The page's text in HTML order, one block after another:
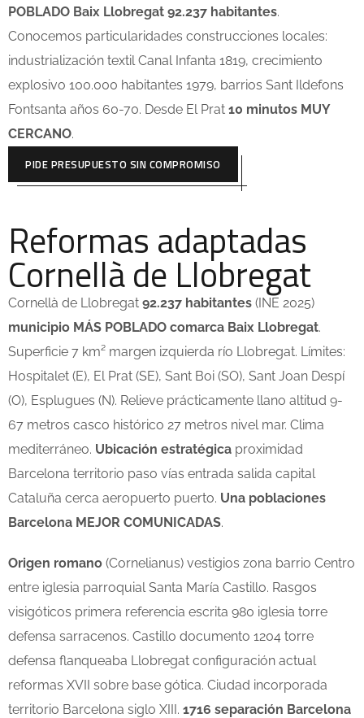
POBLADO Baix Llobregat 92.237 habitantes.
Conocemos particularidades construcciones locales:
industrialización textil Canal Infanta 1819, crecimiento
explosivo 100.000 habitantes 1979, barrios Sant Ildefons
Fontsanta años 60-70. Desde El Prat 10 minutos MUY
CERCANO.
PIDE PRESUPUESTO SIN COMPROMISO
Reformas adaptadas
Cornellà de Llobregat
Cornellà de Llobregat 92.237 habitantes (INE 2025)
municipio MÁS POBLADO comarca Baix Llobregat.
Superficie 7 km² margen izquierda río Llobregat. Límites:
Hospitalet (E), El Prat (SE), Sant Boi (SO), Sant Joan Despí
(O), Esplugues (N). Relieve prácticamente llano altitud 9-
67 metros casco histórico 27 metros nivel mar. Clima
mediterráneo. Ubicación estratégica proximidad
Barcelona territorio paso vías entrada salida capital
Cataluña cerca aeropuerto puerto. Una poblaciones
Barcelona MEJOR COMUNICADAS.
Origen romano (Cornelianus) vestigios zona barrio Centro
entre iglesia parroquial Santa María Castillo. Rasgos
visigóticos primera referencia escrita 980 iglesia torre
defensa sarracenos. Castillo documento 1204 torre
defensa flanqueaba Llobregat configuración actual
reformas XVII sobre base gótica. Ciudad incorporada
territorio Barcelona siglo XIII. 1716 separación Barcelona